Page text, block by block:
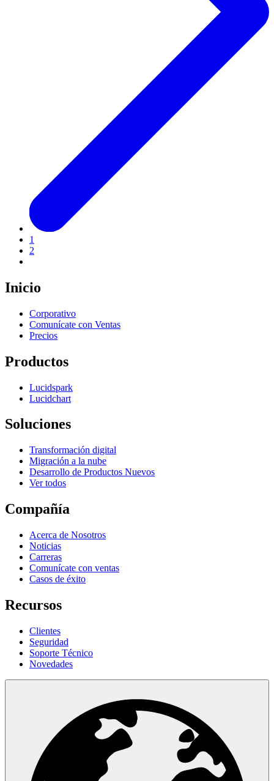
1
2
Inicio
Corporativo
Comunícate con Ventas
Precios
Productos
Lucidspark
Lucidchart
Soluciones
Transformación digital
Migración a la nube
Desarrollo de Productos Nuevos
Ver todos
Compañía
Acerca de Nosotros
Noticias
Carreras
Comunícate con ventas
Casos de éxito
Recursos
Clientes
Seguridad
Soporte Técnico
Novedades